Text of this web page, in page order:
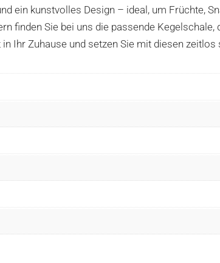
ein kunstvolles Design – ideal, um Früchte,
finden Sie bei uns die passende
Ihr Zuhause und setzen Sie mit diesen